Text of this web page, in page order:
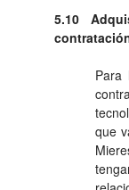
5.10
Para
que